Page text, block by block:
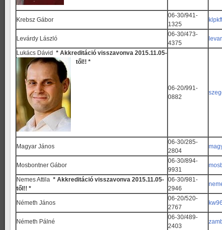
Krebsz Gábor
06-30/941-
1325
Levárdy László
06-30/473-
4375
Lukács Dávid * Akkreditáció visszavonva 2015.11.05-
től!! *
06-20/991-
0882
Magyar János
06-30/285-
2804
Mosbontner Gábor
06-30/894-
9931
Nemes Attila * Akkreditáció visszavonva 2015.11.05-
től!! *
06-30/981-
2946
Németh János
06-20/520-
2767
Németh Pálné
06-30/489-
2403